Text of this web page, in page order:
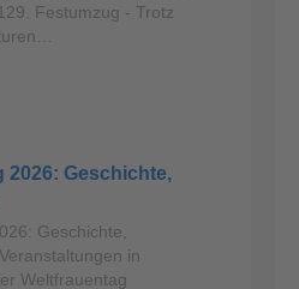
Festumzug - Trotz
2026: Geschichte,
Geschichte,
in
Weltfrauentag